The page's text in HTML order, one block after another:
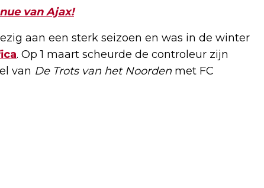
van Ajax!
aan een sterk seizoen en was in de winter
. Op 1 maart scheurde de controleur zijn
van De Trots van het Noorden met FC